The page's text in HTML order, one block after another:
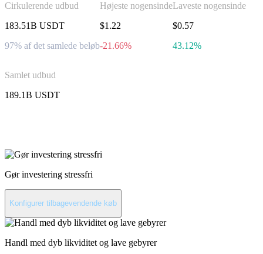
Cirkulerende udbud
183.51B USDT
97% af det samlede beløb
Højeste nogensinde
$1.22
-21.66%
Laveste nogensinde
$0.57
43.12%
Samlet udbud
189.1B USDT
Gør investering stressfri
Konfigurer tilbagevendende køb
Handl med dyb likviditet og lave gebyrer